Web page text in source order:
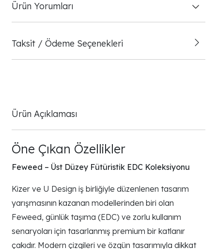
Ürün Yorumları
Taksit / Ödeme Seçenekleri
Ürün Açıklaması
Öne Çıkan Özellikler
Feweed – Üst Düzey Fütüristik EDC Koleksiyonu
Kizer ve U Design iş birliğiyle düzenlenen tasarım
yarışmasının kazanan modellerinden biri olan
Feweed, günlük taşıma (EDC) ve zorlu kullanım
senaryoları için tasarlanmış premium bir katlanır
çakıdır. Modern çizgileri ve özgün tasarımıyla dikkat